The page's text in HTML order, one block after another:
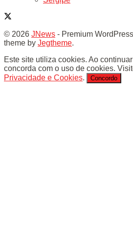
© 2026 JNews - Premium
theme by Jegtheme.
Este site utiliza cookies. Ao
concorda com o uso de cookies.
Privacidade e Cookies. Concordo